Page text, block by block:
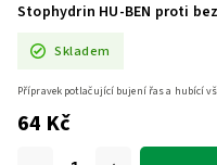
Stophydrin HU-BEN proti
Skladem
64 Kč
Přípravek potlačující bujení řas a hubící